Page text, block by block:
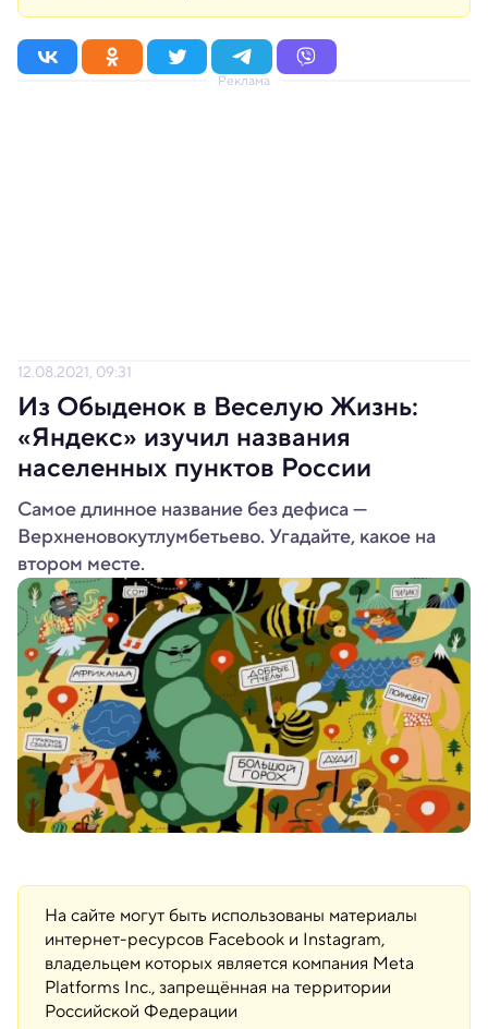
Реклама
12.08.2021, 09:31
Из Обыденок в Веселую Жизнь:
«Яндекс» изучил названия
населенных пунктов России
Самое длинное название без дефиса —
Верхненовокутлумбетьево. Угадайте, какое на
втором месте.
На сайте могут быть использованы материалы
интернет-ресурсов Facebook и Instagram,
владельцем которых является компания Meta
Platforms Inc., запрещённая на территории
Российской Федерации